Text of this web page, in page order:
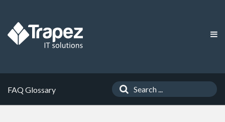
FAQ Glossary